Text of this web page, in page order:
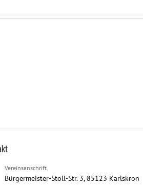
Vereinsanschrift
Bürgermeister-Stoll-Str. 3, 85123 Karlskron